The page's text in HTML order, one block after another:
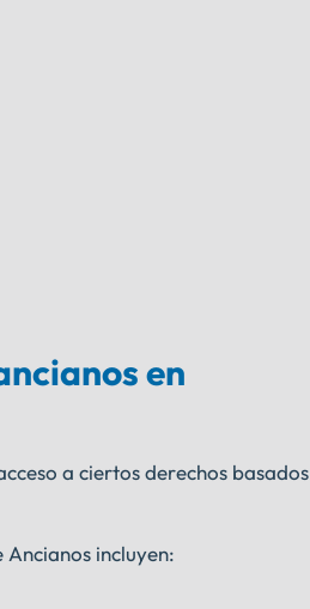
en
a ciertos derechos basados
incluyen: